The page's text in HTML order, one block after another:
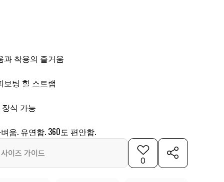
과 착용의 즐거움
보팅 힐 스트랩
식 가능
움. 유연함. 360도 편안함.
사이즈 가이드
0